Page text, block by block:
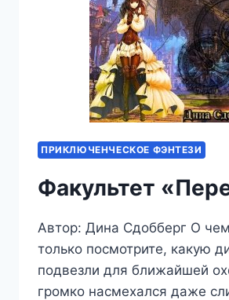
ПРИКЛЮЧЕНЧЕСКОЕ ФЭНТЕЗИ
Факультет
Автор: Дина Сдобберг О
только посмотрите, какую
подвезли для ближайшей
громко насмехался даже